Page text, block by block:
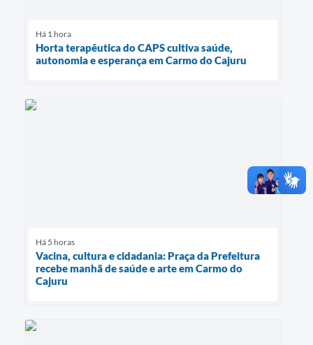
Há 1 hora
Horta terapêutica do CAPS cultiva saúde,
autonomia e esperança em Carmo do Cajuru
Há 5 horas
Vacina, cultura e cidadania: Praça da Prefeitura
recebe manhã de saúde e arte em Carmo do
Cajuru